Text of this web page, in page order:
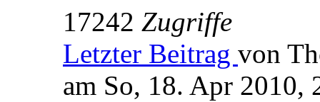
17242 Zugriffe
Letzter Beitrag von
am So, 18. Apr 2010,